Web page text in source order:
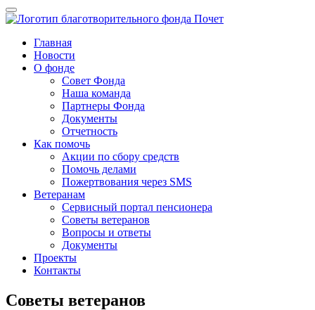
Главная
Новости
О фонде
Совет Фонда
Наша команда
Партнеры Фонда
Документы
Отчетность
Как помочь
Акции по сбору средств
Помочь делами
Пожертвования через SMS
Ветеранам
Сервисный портал пенсионера
Советы ветеранов
Вопросы и ответы
Документы
Проекты
Контакты
Советы ветеранов